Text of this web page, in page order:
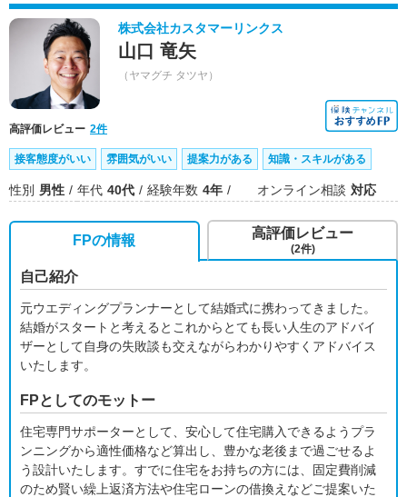
株式会社カスタマーリンクス
山口 竜矢
（ヤマグチ タツヤ）
高評価レビュー 2件
接客態度がいい 雰囲気がいい 提案力がある 知識・スキルがある
性別 男性 年代 40代 経験年数 4年 オンライン相談 対応
FPの情報
自己紹介
元ウエディングプランナーとして結婚式に携わってきました。
結婚がスタートと考えるとこれからとても長い人生のアドバイ
ザーとして自身の失敗談も交えながらわかりやすくアドバイス
いたします。
FPとしてのモットー
住宅専門サポーターとして、安心して住宅購入できるようプラ
ンニングから適性価格など算出し、豊かな老後まで過ごせるよ
う設計いたします。すでに住宅をお持ちの方には、固定費削減
のため賢い繰上返済方法や住宅ローンの借換えなどご提案いた
高評価レビュー
(2件)